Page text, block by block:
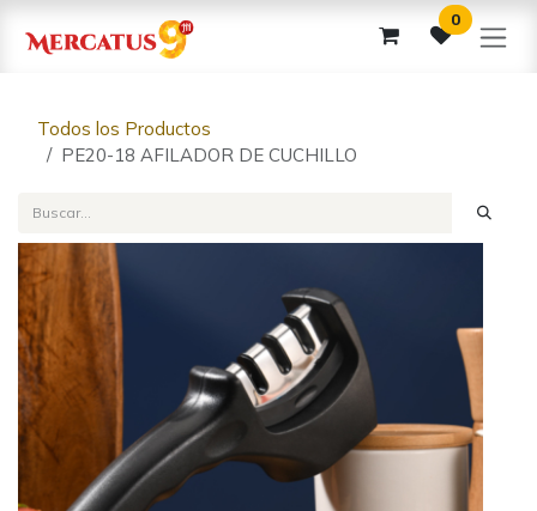
0
Todos los Productos
PE20-18 AFILADOR DE CUCHILLO